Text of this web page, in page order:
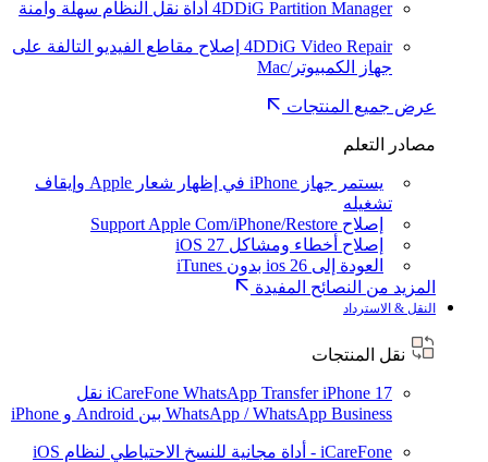
4DDiG Partition Manager أداة نقل النظام سهلة وآمنة
4DDiG Video Repair إصلاح مقاطع الفيديو التالفة على
جهاز الكمبيوتر/Mac
عرض جميع المنتجات
مصادر التعلم
يستمر جهاز iPhone في إظهار شعار Apple وإيقاف
تشغيله
إصلاح Support Apple Com/iPhone/Restore
إصلاح أخطاء ومشاكل iOS 27
العودة إلى ios 26 بدون iTunes
المزيد من النصائح المفيدة
النقل & الاسترداد
نقل المنتجات
iCareFone WhatsApp TransferiPhone 17
نقل
WhatsApp / WhatsApp Business بين Android و iPhone
iCareFone - أداة مجانية للنسخ الاحتياطي لنظام iOS